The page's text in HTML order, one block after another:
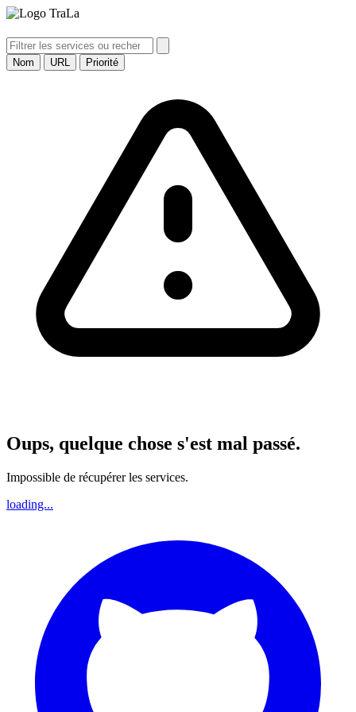
TraLa
Nom URL Priorité
Oups, quelque chose s'est mal passé.
Impossible de récupérer les services.
loading...